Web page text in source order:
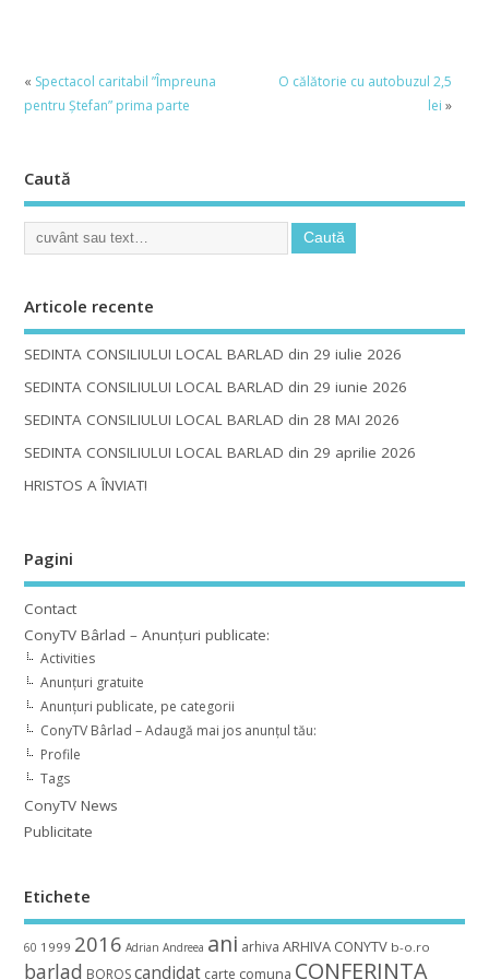
« Spectacol caritabil ”Împreuna
pentru Ștefan” prima parte
O călătorie cu autobuzul 2,5
lei »
Caută
Articole recente
SEDINTA CONSILIULUI LOCAL BARLAD din 29 iulie 2026
SEDINTA CONSILIULUI LOCAL BARLAD din 29 iunie 2026
SEDINTA CONSILIULUI LOCAL BARLAD din 28 MAI 2026
SEDINTA CONSILIULUI LOCAL BARLAD din 29 aprilie 2026
HRISTOS A ÎNVIAT!
Pagini
Contact
ConyTV Bârlad – Anunțuri publicate:
Activities
Anunțuri gratuite
Anunțuri publicate, pe categorii
ConyTV Bârlad – Adaugă mai jos anunțul tău:
Profile
Tags
ConyTV News
Publicitate
Etichete
60 1999 2016 Adrian Andreea ani arhiva ARHIVA CONYTV b-o.ro
barlad BOROScandidat carte comuna CONFERINTA